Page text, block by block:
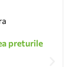
preturile